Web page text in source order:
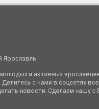
и активных
с нами в соцсетях
новости. Сделаем нашу с